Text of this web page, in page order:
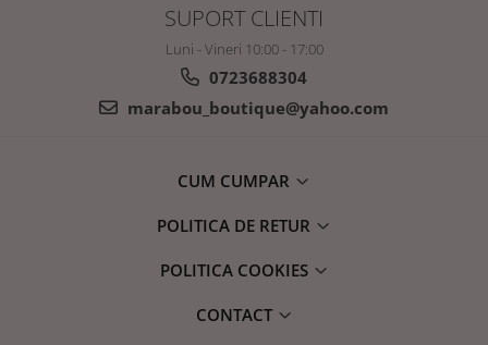
SUPORT CLIENTI
Luni - Vineri 10:00 - 17:00
0723688304
marabou_boutique@yahoo.com
CUM CUMPAR
POLITICA DE RETUR
POLITICA COOKIES
CONTACT